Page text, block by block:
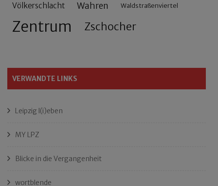
Völkerschlacht Wahren Waldstraßenviertel
Zentrum Zschocher
VERWANDTE LINKS
Leipzig l(i)eben
MY LPZ
Blicke in die Vergangenheit
wortblende